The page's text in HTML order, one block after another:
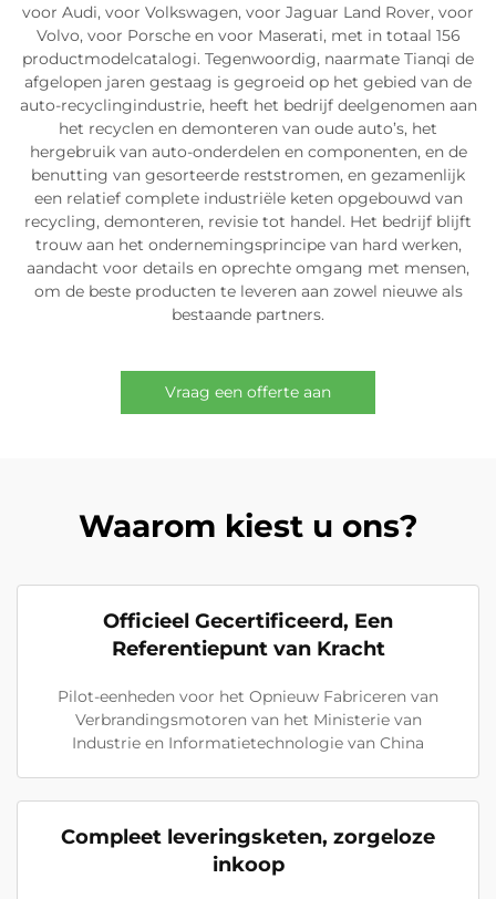
voor Audi, voor Volkswagen, voor Jaguar Land Rover, voor
Volvo, voor Porsche en voor Maserati, met in totaal 156
productmodelcatalogi. Tegenwoordig, naarmate Tianqi de
afgelopen jaren gestaag is gegroeid op het gebied van de
auto-recyclingindustrie, heeft het bedrijf deelgenomen aan
het recyclen en demonteren van oude auto’s, het
hergebruik van auto-onderdelen en componenten, en de
benutting van gesorteerde reststromen, en gezamenlijk
een relatief complete industriële keten opgebouwd van
recycling, demonteren, revisie tot handel. Het bedrijf blijft
trouw aan het ondernemingsprincipe van hard werken,
aandacht voor details en oprechte omgang met mensen,
om de beste producten te leveren aan zowel nieuwe als
bestaande partners.
Vraag een offerte aan
Waarom kiest u ons?
Officieel Gecertificeerd, Een
Referentiepunt van Kracht
Pilot-eenheden voor het Opnieuw Fabriceren van
Verbrandingsmotoren van het Ministerie van
Industrie en Informatietechnologie van China
Compleet leveringsketen, zorgeloze
inkoop